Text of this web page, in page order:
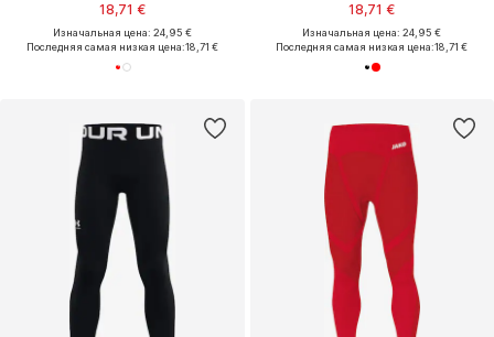
18,71 €
Изначальная цена: 24,95 €
Последняя самая низкая цена:18,71 €
18,71 €
Изначальная цена: 24,95 €
Последняя самая низкая цена:18,71 €